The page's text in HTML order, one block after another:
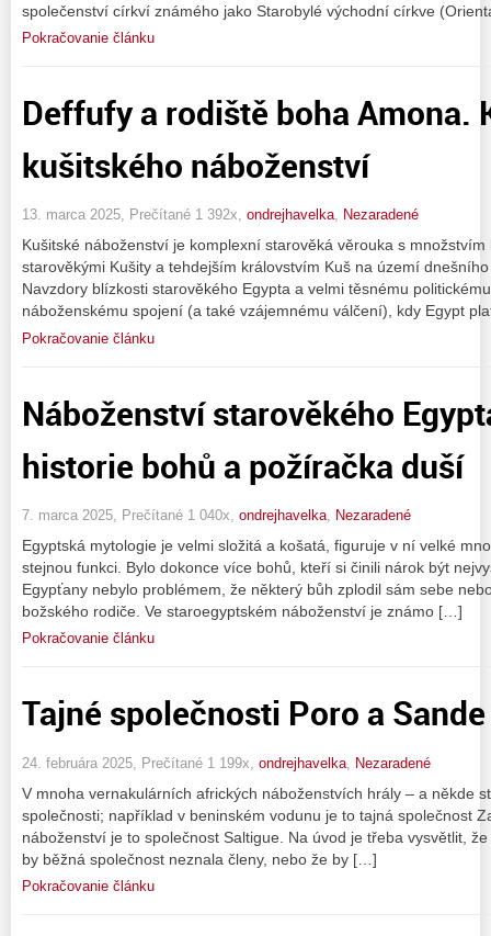
společenství církví známého jako Starobylé východní církve
Pokračovanie článku
Deffufy a rodiště boha Amona.
kušitského náboženství
13. marca 2025, Prečítané 1 392x, ondrejhavelka, Nezaradené
Kušitské náboženství je komplexní starověká věrouka s
starověkými Kušity a tehdejším královstvím Kuš na území
Navzdory blízkosti starověkého Egypta a velmi těsnému
náboženskému spojení (a také vzájemnému válčení), kdy Egypt
Pokračovanie článku
Náboženství starověkého
historie bohů a požíračka duší
7. marca 2025, Prečítané 1 040x, ondrejhavelka, Nezaradené
Egyptská mytologie je velmi složitá a košatá, figuruje v ní velké
stejnou funkci. Bylo dokonce více bohů, kteří si činili nárok být
Egypťany nebylo problémem, že některý bůh zplodil sám sebe
božského rodiče. Ve staroegyptském náboženství je známo […]
Pokračovanie článku
Tajné společnosti Poro a Sande
24. februára 2025, Prečítané 1 199x, ondrejhavelka Nezaradené
V mnoha vernakulárních afrických náboženstvích hrály – a někde
společnosti; například v beninském vodunu je to tajná společnost
náboženství je to společnost Saltigue. Na úvod je třeba vysvětlit,
by běžná společnost neznala členy, nebo že by […]
Pokračovanie článku